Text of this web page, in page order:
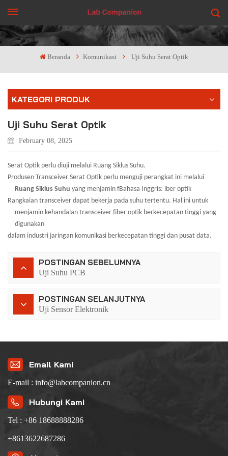
DAPATKAN PENAWARAN
Beranda Komunikasi Uji Suhu Serat Optik
KATEGORI PRODUK
Uji Suhu Serat Optik
February 08, 2025
Serat Optik perlu diuji melalui Ruang Siklus Suhu.
Produsen Transceiver Serat Optik perlu menguji perangkat ini melalui
Ruang Siklus Suhu yang menjamin fBahasa Inggris: iber optik
Rangkaian transceiver dapat bekerja pada suhu tertentu. Hal ini untuk
menjamin kehandalan transceiver fiber optik berkecepatan tinggi yang
digunakan
dalam industri jaringan komunikasi berkecepatan tinggi dan pusat data.
POSTINGAN SEBELUMNYA
Uji Suhu PCB
POSTINGAN SELANJUTNYA
Uji Sensor Elektronik
Email Kami
E-mail : info@labcompanion.cn
Hubungi Kami
Tel : +86 18688888286
+8613622687286